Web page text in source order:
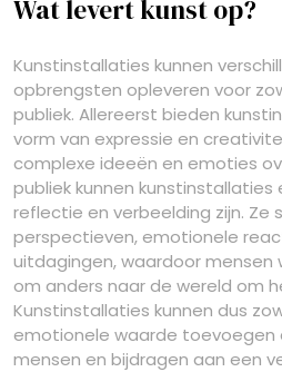
Wat levert kunst op?
Kunstinstallaties kunnen
opbrengsten opleveren voor
publiek. Allereerst bieden
vorm van expressie en
complexe ideeën en emoties
publiek kunnen kunstinstallaties
reflectie en verbeelding zijn. Ze
perspectieven, emotionele
uitdagingen, waardoor
om anders naar de wereld om
Kunstinstallaties kunnen dus
emotionele waarde toevoegen
mensen en bijdragen aan een